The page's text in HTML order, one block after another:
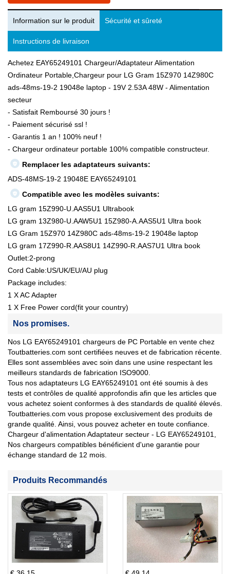
Information sur le produit Sécurité et sûreté
Instructions de livraison
Achetez EAY65249101 Chargeur/Adaptateur Alimentation
Ordinateur Portable,Chargeur pour LG Gram 15Z970 14Z980C
ads-48ms-19-2 19048e laptop - 19V 2.53A 48W - Alimentation
secteur
- Satisfait Remboursé 30 jours !
- Paiement sécurisé ssl !
- Garantis 1 an ! 100% neuf !
- Chargeur ordinateur portable 100% compatible constructeur.
Remplacer les adaptateurs suivants:
ADS-48MS-19-2 19048E EAY65249101
Compatible avec les modèles suivants:
LG gram 15Z990-U.AAS5U1 Ultrabook
LG gram 13Z980-U.AAW5U1 15Z980-A.AAS5U1 Ultra book
LG Gram 15Z970 14Z980C ads-48ms-19-2 19048e laptop
LG gram 17Z990-R.AAS8U1 14Z990-R.AAS7U1 Ultra book
Outlet:2-prong
Cord Cable:US/UK/EU/AU plug
Package includes:
1 X AC Adapter
1 X Free Power cord(fit your country)
Nos promises.
Nos LG EAY65249101 chargeurs de PC Portable en vente chez
Toutbatteries.com sont certifiées neuves et de fabrication récente.
Elles sont assemblées avec soin dans une usine respectant les
meilleurs standards de fabrication ISO9000.
Tous nos adaptateurs LG EAY65249101 ont été soumis à des
tests et contrôles de qualité approfondis afin que les articles que
vous achetez soient conformes à des standards de qualité élevés.
Toutbatteries.com vous propose exclusivement des produits de
grande qualité. Ainsi, vous pouvez acheter en toute confiance.
Chargeur d'alimentation Adaptateur secteur - LG EAY65249101,
Nos chargeurs compatibles bénéficient d'une garantie pour
échange standard de 12 mois.
Produits Recommandés